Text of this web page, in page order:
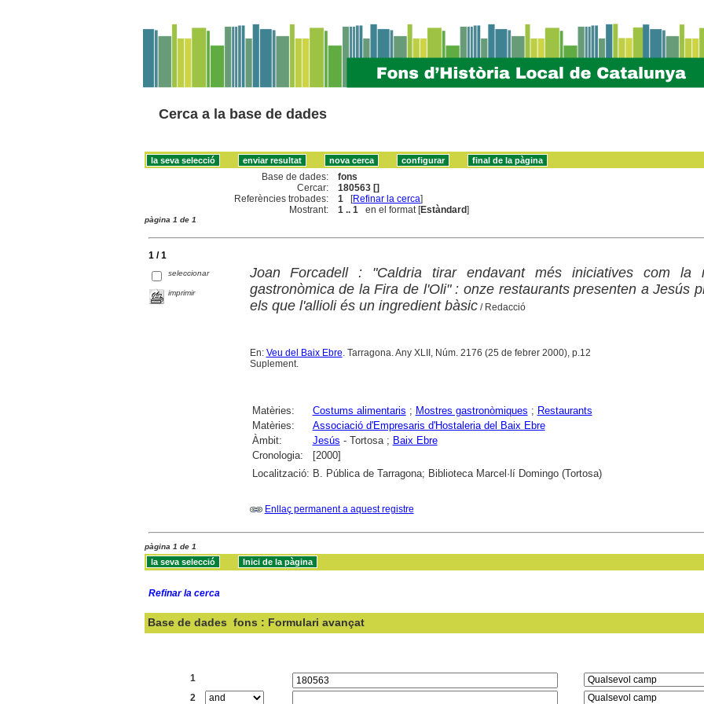
Cerca a la base de dades
Base de dades:
fons
Cercar:
180563 []
Referències trobades:
1 [Refinar la cerca]
Mostrant:
1 .. 1 en el format [Estàndard]
pàgina 1 de 1
1 / 1
seleccionar
imprimir
Joan Forcadell : "Caldria tirar endavant més iniciatives com la
gastronòmica de la Fira de l'Oli" : onze restaurants presenten a Jesús
els que l'allioli és un ingredient bàsic/ Redacció
En: Veu del Baix Ebre. Tarragona. Any XLII, Núm. 2176 (25 de febrer 2000), p.12
Suplement.
Matèries: Costums alimentaris ; Mostres gastronòmiques ; Restaurants
Matèries:
Associació d'Empresaris d'Hostaleria del Baix Ebre
Àmbit:
Jesús - Tortosa ; Baix Ebre
Cronologia:
[2000]
Localització: B. Pública de Tarragona; Biblioteca Marcel·lí Domingo (Tortosa)
Enllaç permanent a aquest registre
pàgina 1 de 1
Refinar la cerca
Base de dades fons : Formulari avançat
1
2